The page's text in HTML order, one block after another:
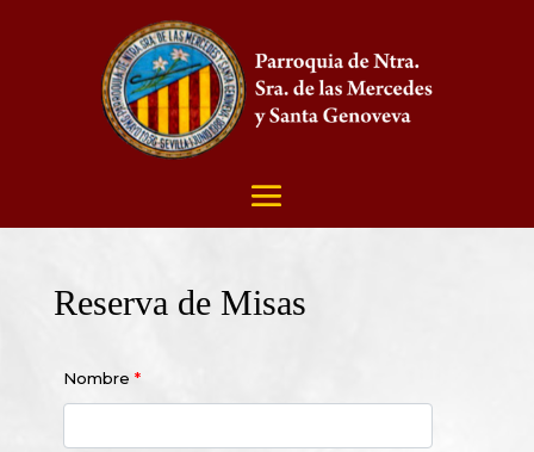
Reserva de Misas
Nombre *